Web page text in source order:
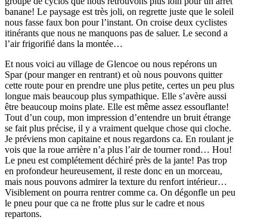
banane! Le paysage est très joli, on regrette juste que le soleil
nous fasse faux bon pour l’instant. On croise deux cyclistes
itinérants que nous ne manquons pas de saluer. Le second a
l’air frigorifié dans la montée…
Et nous voici au village de Glencoe ou nous repérons un
Spar (pour manger en rentrant) et où nous pouvons quitter
cette route pour en prendre une plus petite, certes un peu plus
longue mais beaucoup plus sympathique. Elle s’avère aussi
être beaucoup moins plate. Elle est même assez essouflante!
Tout d’un coup, mon impression d’entendre un bruit étrange
se fait plus précise, il y a vraiment quelque chose qui cloche.
Je préviens mon capitaine et nous regardons ca. En roulant je
vois que la roue arrière n’a plus l’air de tourner rond… Hou!
Le pneu est complétement déchiré près de la jante! Pas trop
en profondeur heureusement, il reste donc en un morceau,
mais nous pouvons admirer la texture du renfort intérieur…
Visiblement on pourra rentrer comme ca. On dégonfle un peu
le pneu pour que ca ne frotte plus sur le cadre et nous
repartons.